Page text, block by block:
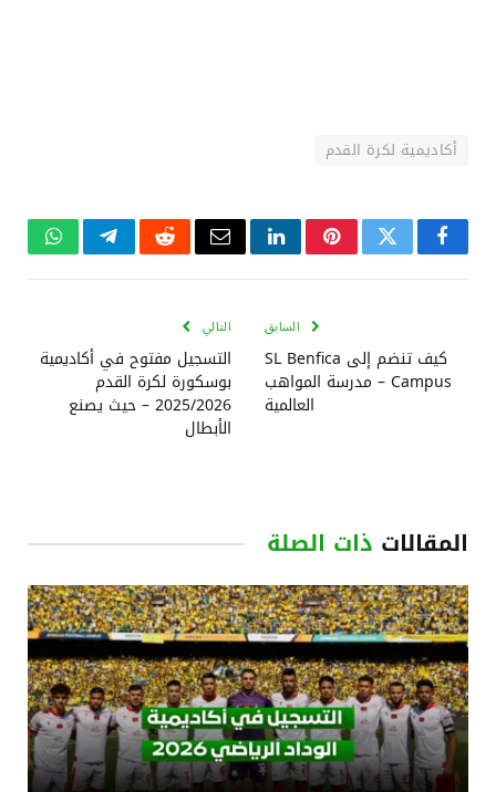
أكاديمية لكرة القدم
فيسبوكتويتر بينتيريستلينكدإنالبريد
رديت تيلقرام
السابق
كيف تنضم إلى SL Benfica
Campus – مدرسة المواهب
العالمية
التالي
التسجيل مفتوح في أكاديمية
بوسكورة لكرة القدم
2025/2026 – حيث يصنع
الأبطال
المقالات ذات الصلة